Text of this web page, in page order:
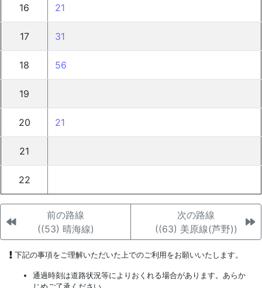
16 21
17 31
18 56
19
20 21
21
22
前の路線
((53) 晴海線)
次の路線
((63) 美原線(芦野))
下記の事項をご理解いただいた上でのご利用をお願いいたします。
通過時刻は道路状況等によりおくれる場合があります。あらか